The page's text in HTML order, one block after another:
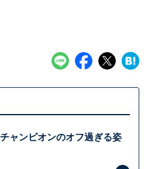
ャンピオンのオフ過ぎる姿